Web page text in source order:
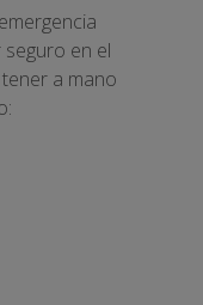
en el
a mano